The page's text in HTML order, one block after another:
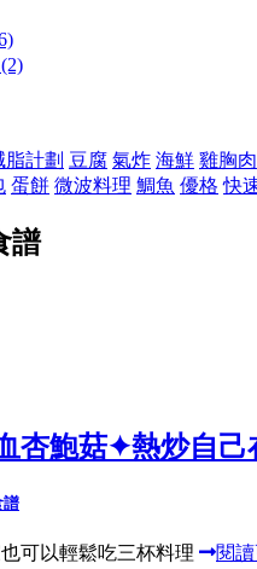
脂計劃 豆腐 氣炸 海鮮 雞胸肉
蛋餅 微波料理 鯛魚 優格 快
譜
杏鮑菇✦熱炒自己
譜
可以輕鬆吃三杯料理 閱